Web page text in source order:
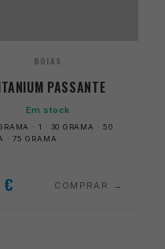
BOIAS
PASSANTE
Em stock
· 1 · 30 GRAMA · 50
· 75 GRAMA
€ COMPRAR